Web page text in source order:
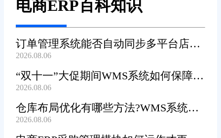
电商ERP百科知识
订单管理系统能否自动同步多平台店铺
订单?
2026.08.06
“双十一”大促期间WMS系统如何保障发
货效率?
2026.08.06
仓库布局优化有哪些方法?WMS系统能
辅助规划吗?
2026.08.06